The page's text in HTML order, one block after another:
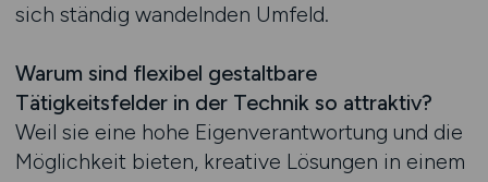
sich ständig wandelnden Umfeld.
Warum sind flexibel gestaltbare
Tätigkeitsfelder in der Technik so attraktiv?
Weil sie eine hohe Eigenverantwortung und die
Möglichkeit bieten, kreative Lösungen in einem